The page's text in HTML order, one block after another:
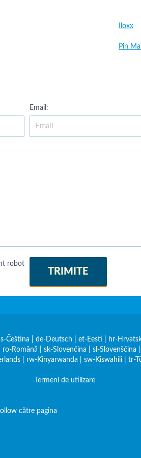
Iloxx
Pin
Email:
robot
TRIMITE
Čeština de-Deutsch et-Eesti hr-
ro-Română sk-Slovenčina sl-Slovenščina
rw-Kinyarwanda sw-Kiswahili tr-
Termeni de utilizare
către pagina